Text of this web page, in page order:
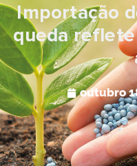
Importação
queda
outubro